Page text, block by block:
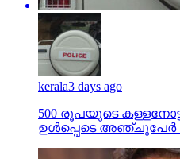
kerala3 days ago
500 രൂപയുടെ
ഉള്‍പ്പെടെ അഞ്ചുപേര്‍